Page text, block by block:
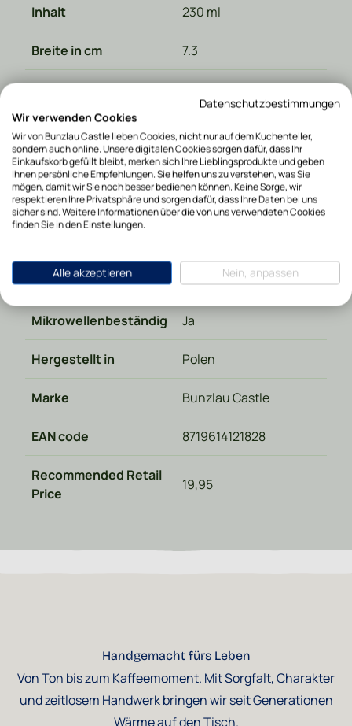
Inhalt 230 ml
Breite in cm 7.3
Höhe in cm 10.5
Diameter in cm
Tiefe in cm 7.3
Gewicht in kg 0.280000
Spülmaschinenfest Ja
Mikrowellenbeständig Ja
Hergestellt in Polen
Marke Bunzlau Castle
EAN code 8719614121828
Recommended Retail
Price
19,95
Handgemacht fürs Leben
Von Ton bis zum Kaffeemoment. Mit Sorgfalt, Charakter
und zeitlosem Handwerk bringen wir seit Generationen
Wärme auf den Tisch.
Datenschutzbestimmungen
Wir verwenden Cookies
Wir von Bunzlau Castle lieben Cookies, nicht nur auf dem Kuchenteller,
sondern auch online. Unsere digitalen Cookies sorgen dafür, dass Ihr
Einkaufskorb gefüllt bleibt, merken sich Ihre Lieblingsprodukte und geben
Ihnen persönliche Empfehlungen. Sie helfen uns zu verstehen, was Sie
mögen, damit wir Sie noch besser bedienen können. Keine Sorge, wir
respektieren Ihre Privatsphäre und sorgen dafür, dass Ihre Daten bei uns
sicher sind. Weitere Informationen über die von uns verwendeten Cookies
finden Sie in den Einstellungen.
Alle akzeptieren Nein, anpassen